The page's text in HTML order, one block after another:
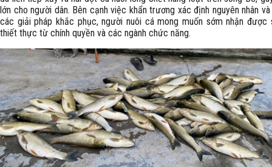
lớn cho người dân. Bên cạnh việc khẩn trương xác định nguyên nhân
các giải pháp khắc phục, người nuôi cá mong muốn sớm nhận
thiết thực từ chính quyền và các ngành chức năng.